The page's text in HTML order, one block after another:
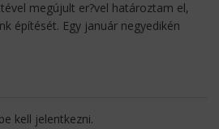
megújult er?vel határoztam el,
építését. Egy január negyedikén
be kell jelentkezni.